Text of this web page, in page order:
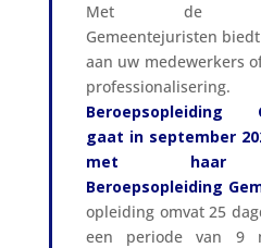
Met de
Gemeentejuristen
aan uw medewerkers
professionalisering.
Beroepsopleiding
gaat in september
met haar
Beroepsopleiding
opleiding omvat 25
een periode van 9